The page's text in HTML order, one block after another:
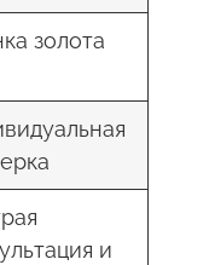
золота
и